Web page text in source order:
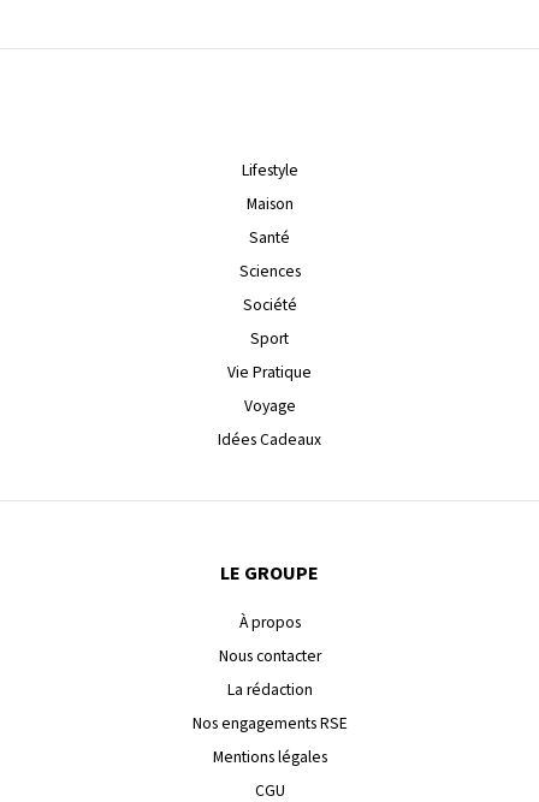
Lifestyle
Maison
Santé
Sciences
Société
Sport
Vie Pratique
Voyage
Idées Cadeaux
LE GROUPE
À propos
Nous contacter
La rédaction
Nos engagements RSE
Mentions légales
CGU